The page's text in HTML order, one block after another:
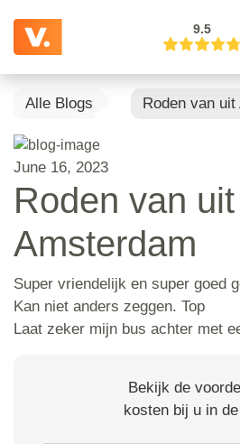
9.5
Alle Blogs Roden van uit
June 16, 2023
Roden van uit
Amsterdam
Super vriendelijk en super goed
Kan niet anders zeggen. Top
Laat zeker mijn bus achter met
Bekijk de
kosten bij u in